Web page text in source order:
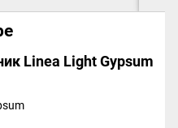
Linea Light Gypsum